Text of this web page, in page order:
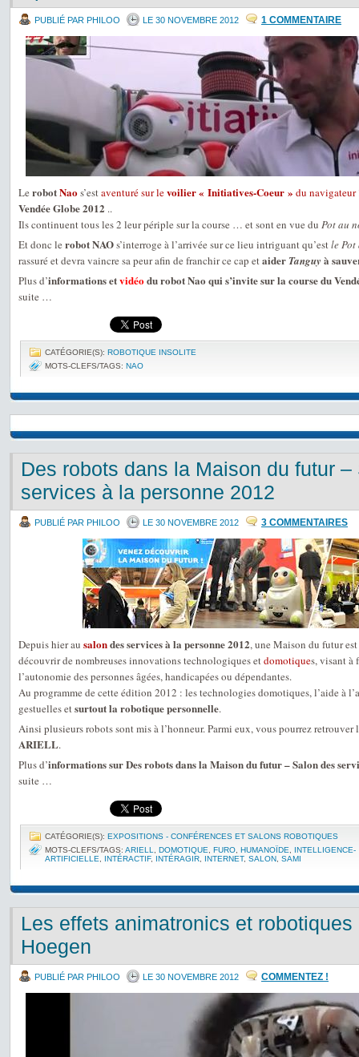
PUBLIÉ PAR PHILOO LE 30 NOVEMBRE 2012 1 COMMENTAIRE
Le robotNaos’estaventuré sur levoilier « Initiatives-Coeur » du navigateur
Vendée Globe 2012 ..
Ils continuent tous les 2 leur périple sur la course … et sont en vue du Pot au
Et donc le robot NAOs’interroge à l’arrivée sur ce lieu intriguant qu’estle
rassuré et devra vaincre sa peur afin de franchir ce cap etaider Tanguy à
Plus d’informations etvidéodu robot Nao qui s’invite sur la course du
suite …
CATÉGORIE(S): ROBOTIQUE INSOLITE
MOTS-CLEFS/TAGS: NAO
Des robots dans la Maison du futur –
services à la personne 2012
PUBLIÉ PAR PHILOO LE 30 NOVEMBRE 2012 3 COMMENTAIRES
Depuis hier au salondes services à la personne 2012, une Maison du futur
découvrir de nombreuses innovations technologiques etdomotiques, visant
l’autonomie des personnes âgées, handicapées ou dépendantes.
Au programme de cette édition 2012 : les technologies domotiques, l’aide à
gestuelles etsurtout la robotique personnelle.
Ainsi plusieurs robots sont mis à l’honneur. Parmi eux, vous pourrez retrouver
ARIELL.
Plus d’informations sur Des robots dans la Maison du futur – Salon des
suite …
CATÉGORIE(S): EXPOSITIONS - CONFÉRENCES ET SALONS ROBOTIQUES
MOTS-CLEFS/TAGS: ARIELL DOMOTIQUE FURO HUMANOÏDE
INTELLIGENCE-
ARTIFICIELLE
INTÉRACTIF, INTÉRAGIR INTERNET, SALON SAMI
Les effets animatronics et robotiques
Hoegen
PUBLIÉ PAR PHILOO LE 30 NOVEMBRE 2012 COMMENTEZ !